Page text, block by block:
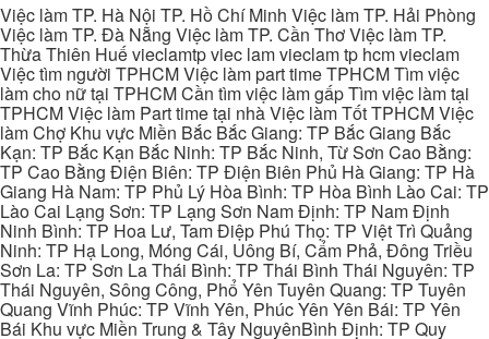
Việc làm TP. Hà Nội TP. Hồ Chí Minh Việc làm TP. Hải Phòng
Việc làm TP. Đà Nẵng Việc làm TP. Cần Thơ Việc làm TP.
Thừa Thiên Huế vieclamtp viec lam vieclam tp hcm vieclam
Việc tìm người TPHCM Việc làm part time TPHCM Tìm việc
làm cho nữ tại TPHCM Cần tìm việc làm gấp Tìm việc làm tại
TPHCM Việc làm Part time tại nhà Việc làm Tốt TPHCM Việc
làm Chợ Khu vực Miền Bắc Bắc Giang: TP Bắc Giang Bắc
Kạn: TP Bắc Kạn Bắc Ninh: TP Bắc Ninh, Từ Sơn Cao Bằng:
TP Cao Bằng Điện Biên: TP Điện Biên Phủ Hà Giang: TP Hà
Giang Hà Nam: TP Phủ Lý Hòa Bình: TP Hòa Bình Lào Cai: TP
Lào Cai Lạng Sơn: TP Lạng Sơn Nam Định: TP Nam Định
Ninh Bình: TP Hoa Lư, Tam Điệp Phú Thọ: TP Việt Trì Quảng
Ninh: TP Hạ Long, Móng Cái, Uông Bí, Cẩm Phả, Đông Triều
Sơn La: TP Sơn La Thái Bình: TP Thái Bình Thái Nguyên: TP
Thái Nguyên, Sông Công, Phổ Yên Tuyên Quang: TP Tuyên
Quang Vĩnh Phúc: TP Vĩnh Yên, Phúc Yên Yên Bái: TP Yên
Bái Khu vực Miền Trung & Tây NguyênBình Định: TP Quy